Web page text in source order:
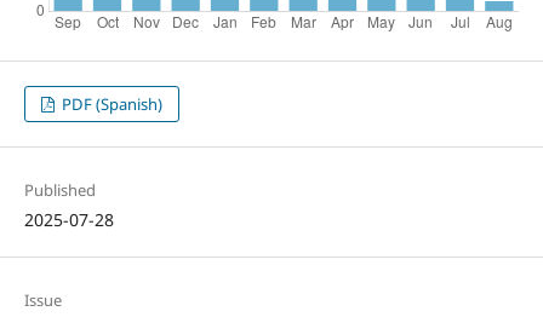
PDF (Spanish)
Published
2025-07-28
Issue